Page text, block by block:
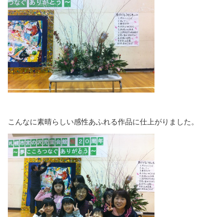
こんなに素晴らしい感性あふれる作品に仕上がりました。